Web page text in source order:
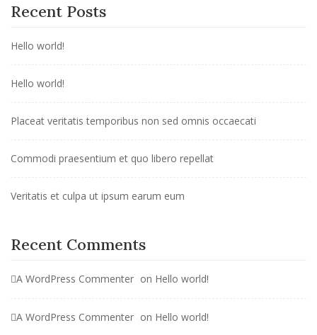
Recent Posts
Hello world!
Hello world!
Placeat veritatis temporibus non sed omnis occaecati
Commodi praesentium et quo libero repellat
Veritatis et culpa ut ipsum earum eum
Recent Comments
A WordPress Commenter on Hello world!
A WordPress Commenter on Hello world!